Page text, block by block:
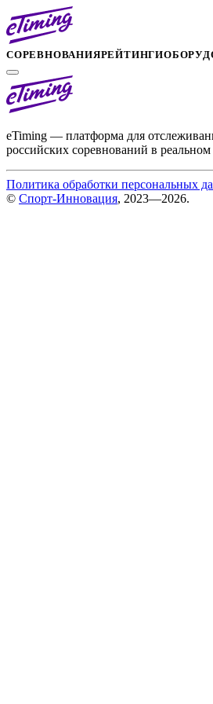
СОРЕВНОВАНИЯРЕЙТИНГИ
eTiming — платформа для
российских соревнований в
Политика обработки персональных
© Спорт-Инновация, 2023—2026.